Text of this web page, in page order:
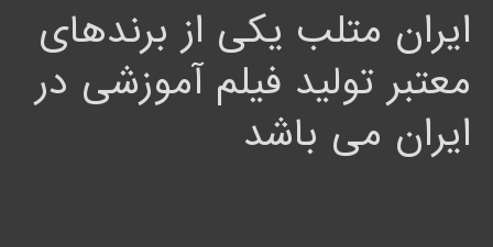
ایران متلب یکی از برندهای
معتبر تولید فیلم آموزشی در
ایران می باشد